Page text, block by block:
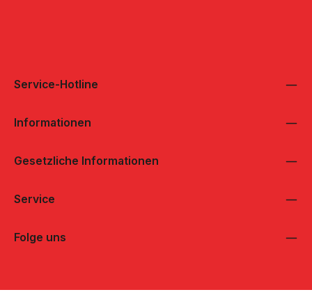
Service-Hotline
Informationen
Gesetzliche Informationen
Service
Folge uns